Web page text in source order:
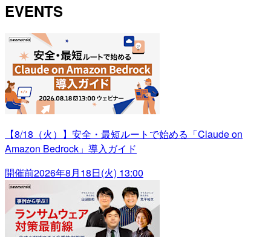
EVENTS
【8/18（火）】安全・最短ルートで始める「Claude on
Amazon Bedrock」導入ガイド
開催前2026年8月18日(火) 13:00